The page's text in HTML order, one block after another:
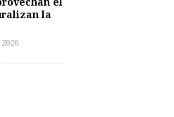
la